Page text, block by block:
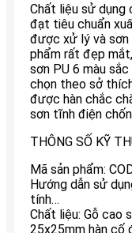
Chất liệu sử dụng
đạt tiêu chuẩn
được xử lý và sơn
phẩm rất đẹp
sơn PU 6 màu
chọn theo sở
được hàn chắc
sơn tĩnh điện
THÔNG SỐ KỸ
Mã sản phẩm:
Hướng dẫn sử
tính…
Chất liệu: Gỗ cao
25x25mm hàn cố